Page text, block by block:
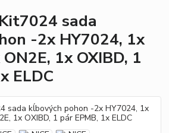
sada
-2x HY7024, 1x
1x OXIBD, 1
ELDC